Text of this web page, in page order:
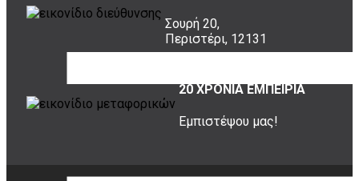
Σουρή 20,
Περιστέρι, 12131
20 ΧΡΟΝΙΑ ΕΜΠΕΙΡΙΑ
Εμπιστέψου μας!